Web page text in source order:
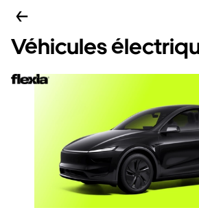
Véhicules